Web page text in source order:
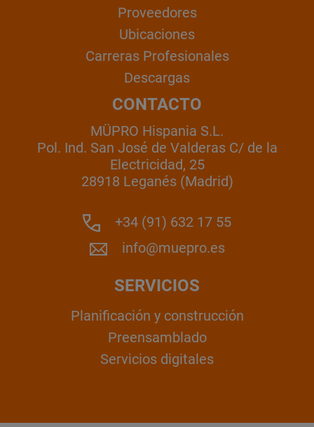
Proveedores
Ubicaciones
Carreras Profesionales
Descargas
CONTACTO
MÜPRO Hispania S.L.
Pol. Ind. San José de Valderas C/ de la
Electricidad, 25
28918 Leganés (Madrid)
+34 (91) 632 17 55
info@muepro.es
SERVICIOS
Planificación y construcción
Preensamblado
Servicios digitales